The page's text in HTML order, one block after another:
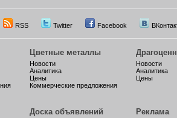
RSS Twitter Facebook
Цветные металлы
Новости
Аналитика
Цены
Коммерческие предложения
Новости
Аналитика
Цены
Доска объявлений Реклама